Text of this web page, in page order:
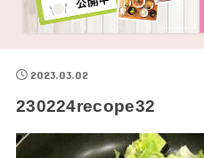
2023.03.02
230224recope32